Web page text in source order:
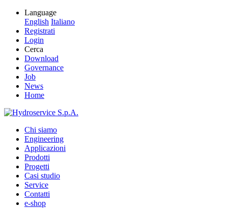
Language
English Italiano
Registrati
Login
Cerca
Download
Governance
Job
News
Home
Chi siamo
Engineering
Applicazioni
Prodotti
Progetti
Casi studio
Service
Contatti
e-shop